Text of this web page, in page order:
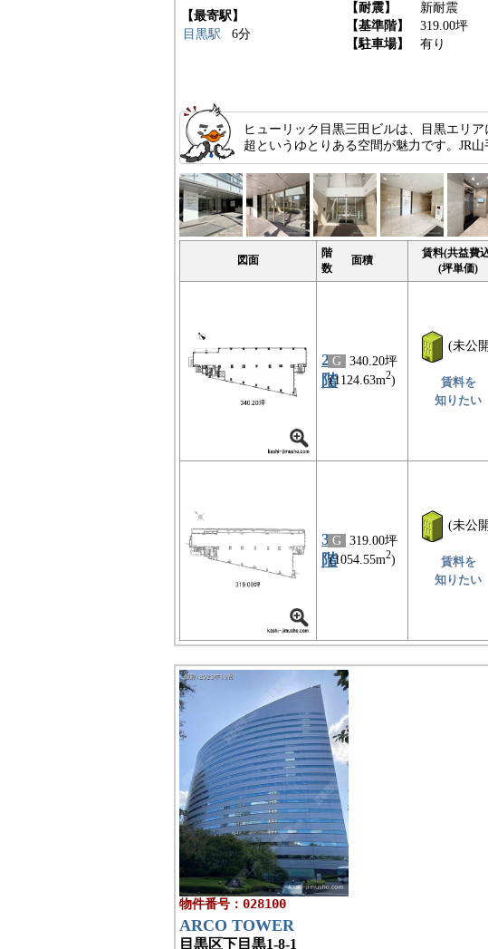
【最寄駅】
目黒駅
6分
【耐震】
新耐震
【基準階】
319.00坪
【駐車場】
有り
ヒューリック目黒三田ビルは、目黒エリ
超というゆとりある空間が魅力です。JR
図面
階
数
面積
賃料(共益費
(坪単価)
2
階
G
340.20坪
(1124.63m2)
(未公
賃料を
知りたい
3
階
G
319.00坪
(1054.55m2)
(未公
賃料を
知りたい
物件番号：028100
ARCO TOWER
目黒区下目黒1-8-1